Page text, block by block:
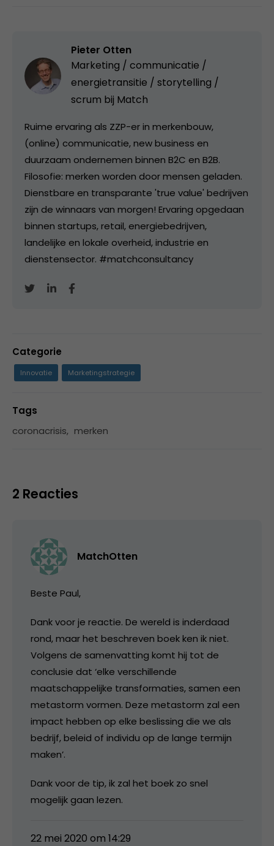
Pieter Otten
Marketing / communicatie /
energietransitie / storytelling /
scrum bij Match
Ruime ervaring als ZZP-er in merkenbouw,
(online) communicatie, new business en
duurzaam ondernemen binnen B2C en B2B.
Filosofie: merken worden door mensen geladen.
Dienstbare en transparante 'true value' bedrijven
zijn de winnaars van morgen! Ervaring opgedaan
binnen startups, retail, energiebedrijven,
landelijke en lokale overheid, industrie en
dienstensector. #matchconsultancy
Categorie
Innovatie Marketingstrategie
Tags
coronacrisis, merken
2 Reacties
MatchOtten
Beste Paul,
Dank voor je reactie. De wereld is inderdaad
rond, maar het beschreven boek ken ik niet.
Volgens de samenvatting komt hij tot de
conclusie dat ‘elke verschillende
maatschappelijke transformaties, samen een
metastorm vormen. Deze metastorm zal een
impact hebben op elke beslissing die we als
bedrijf, beleid of individu op de lange termijn
maken’.
Dank voor de tip, ik zal het boek zo snel
mogelijk gaan lezen.
22 mei 2020 om 14:29